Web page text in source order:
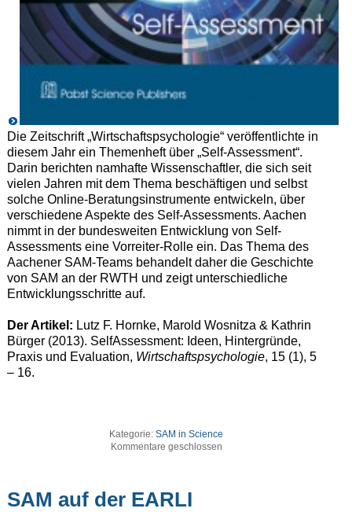
Die Zeitschrift „Wirtschaftspsychologie“ veröffentlichte in
diesem Jahr ein Themenheft über „Self-Assessment“.
Darin berichten namhafte Wissenschaftler, die sich seit
vielen Jahren mit dem Thema beschäftigen und selbst
solche Online-Beratungsinstrumente entwickeln, über
verschiedene Aspekte des Self-Assessments. Aachen
nimmt in der bundesweiten Entwicklung von Self-
Assessments eine Vorreiter-Rolle ein. Das Thema des
Aachener SAM-Teams behandelt daher die Geschichte
von SAM an der RWTH und zeigt unterschiedliche
Entwicklungsschritte auf.
Der Artikel: Lutz F. Hornke, Marold Wosnitza & Kathrin
Bürger (2013). SelfAssessment: Ideen, Hintergründe,
Praxis und Evaluation, Wirtschaftspsychologie, 15 (1), 5
– 16.
Kategorie:SAM in Science
Kommentare geschlossen
SAM auf der EARLI